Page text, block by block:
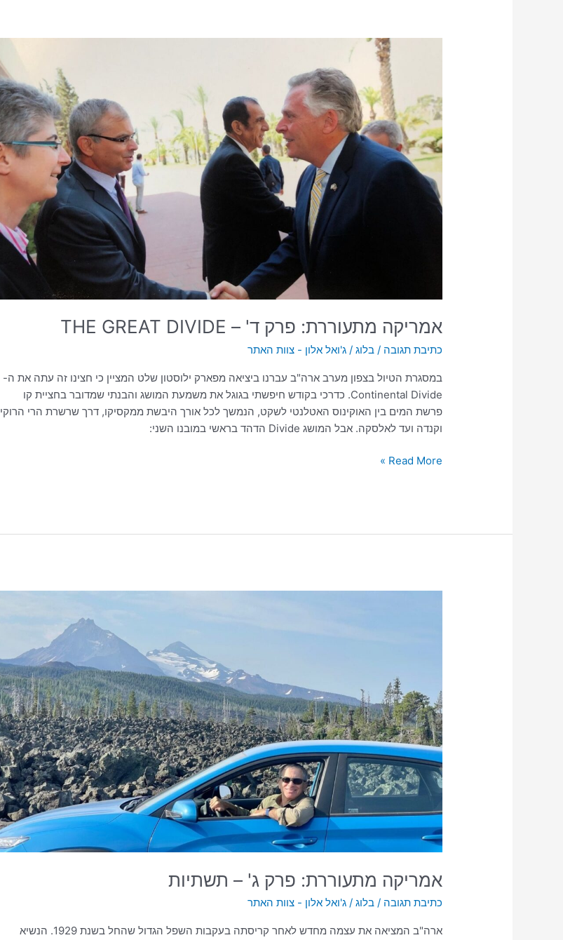
אמריקה מתעוררת: פרק ד' – THE GREAT DIVIDE
כתיבת תגובה /בלוג /ג'ואל אלון - צוות האתר
במסגרת הטיול בצפון מערב ארה"ב עברנו ביציאה מפארק ילוסטון שלט המציין כי חצינו זה עתה את ה-
Continental Divide. כדרכי בקודש חיפשתי בגוגל את משמעת המושג והבנתי שמדובר בחציית קו
פרשת המים בין האוקינוס האטלנטי לשקט, הנמשך לכל אורך היבשת ממקסיקו, דרך שרשרת הרי הרוקי
וקנדה ועד לאלסקה. אבל המושג Divide הדהד בראשי במובנו השני:
ד'
–
THE
GREAT
DIVIDE
Read More »
אמריקה מתעוררת: פרק ג' – תשתיות
כתיבת תגובה /בלוג /ג'ואל אלון - צוות האתר
ארה"ב המציאה את עצמה מחדש לאחר קריסתה בעקבות השפל הגדול שהחל בשנת 1929. הנשיא